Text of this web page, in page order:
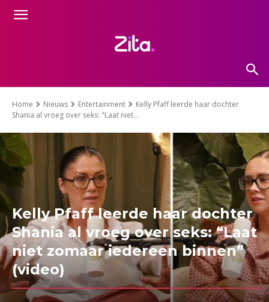
Home Nieuws Entertainment
Kelly Pfaff leerde haar dochter
Shania al vroeg over seks: "Laat niet...
Kelly Pfaff leerde haar dochter
Shania al vroeg over seks: “Laat
niet zomaar iedereen binnen”
(video)